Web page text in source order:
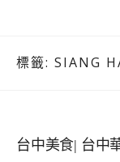
標籤: SIANG
台中美食| 台中